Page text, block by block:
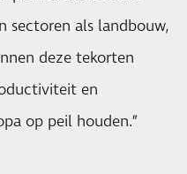
sectoren als landbouw,
deze tekorten
en
op peil houden.”